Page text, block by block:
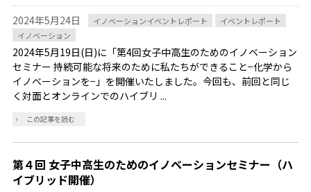
2024年5月24日 イノベーションイベントレポート
イベントレポート
イノベーション
2024年5月19日(日)に「第4回女子中高生のためのイノベーション
セミナー 持続可能な将来のために私たちができること−化学から
イノベーションを−」を開催いたしました。今回も、前回と同じ
く対面とオンラインでのハイブリ ...
この記事を読む
第４回 女子中高生のためのイノベーションセミナー（ハ
イブリッド開催）